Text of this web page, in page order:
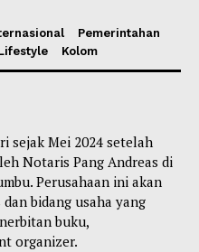
Pemerintahan
Kolom
sejak Mei 2024 setelah
Notaris Pang Andreas di
Perusahaan ini akan
bidang usaha yang
buku,
organizer.